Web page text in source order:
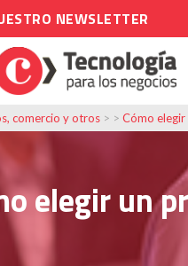
NEWSLETTER
comercio y otros > > Cómo
elegir un